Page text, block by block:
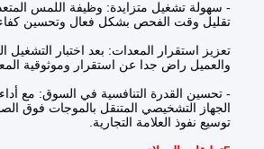
- سهولة تشغيل متزايدة: وظيفة اللمس
تقليل وقت الفحص بشكل فعال وتحسين
تعزيز استقرار المعدات: بعد اختبار
والعميل راض جدا عن استقرار وموثوقية
- تحسين القدرة التنافسية في السوق: مع
الجهاز التشخيصي المتنقل بالموجات فوق
توسيع نفوذ العلامة التجارية.